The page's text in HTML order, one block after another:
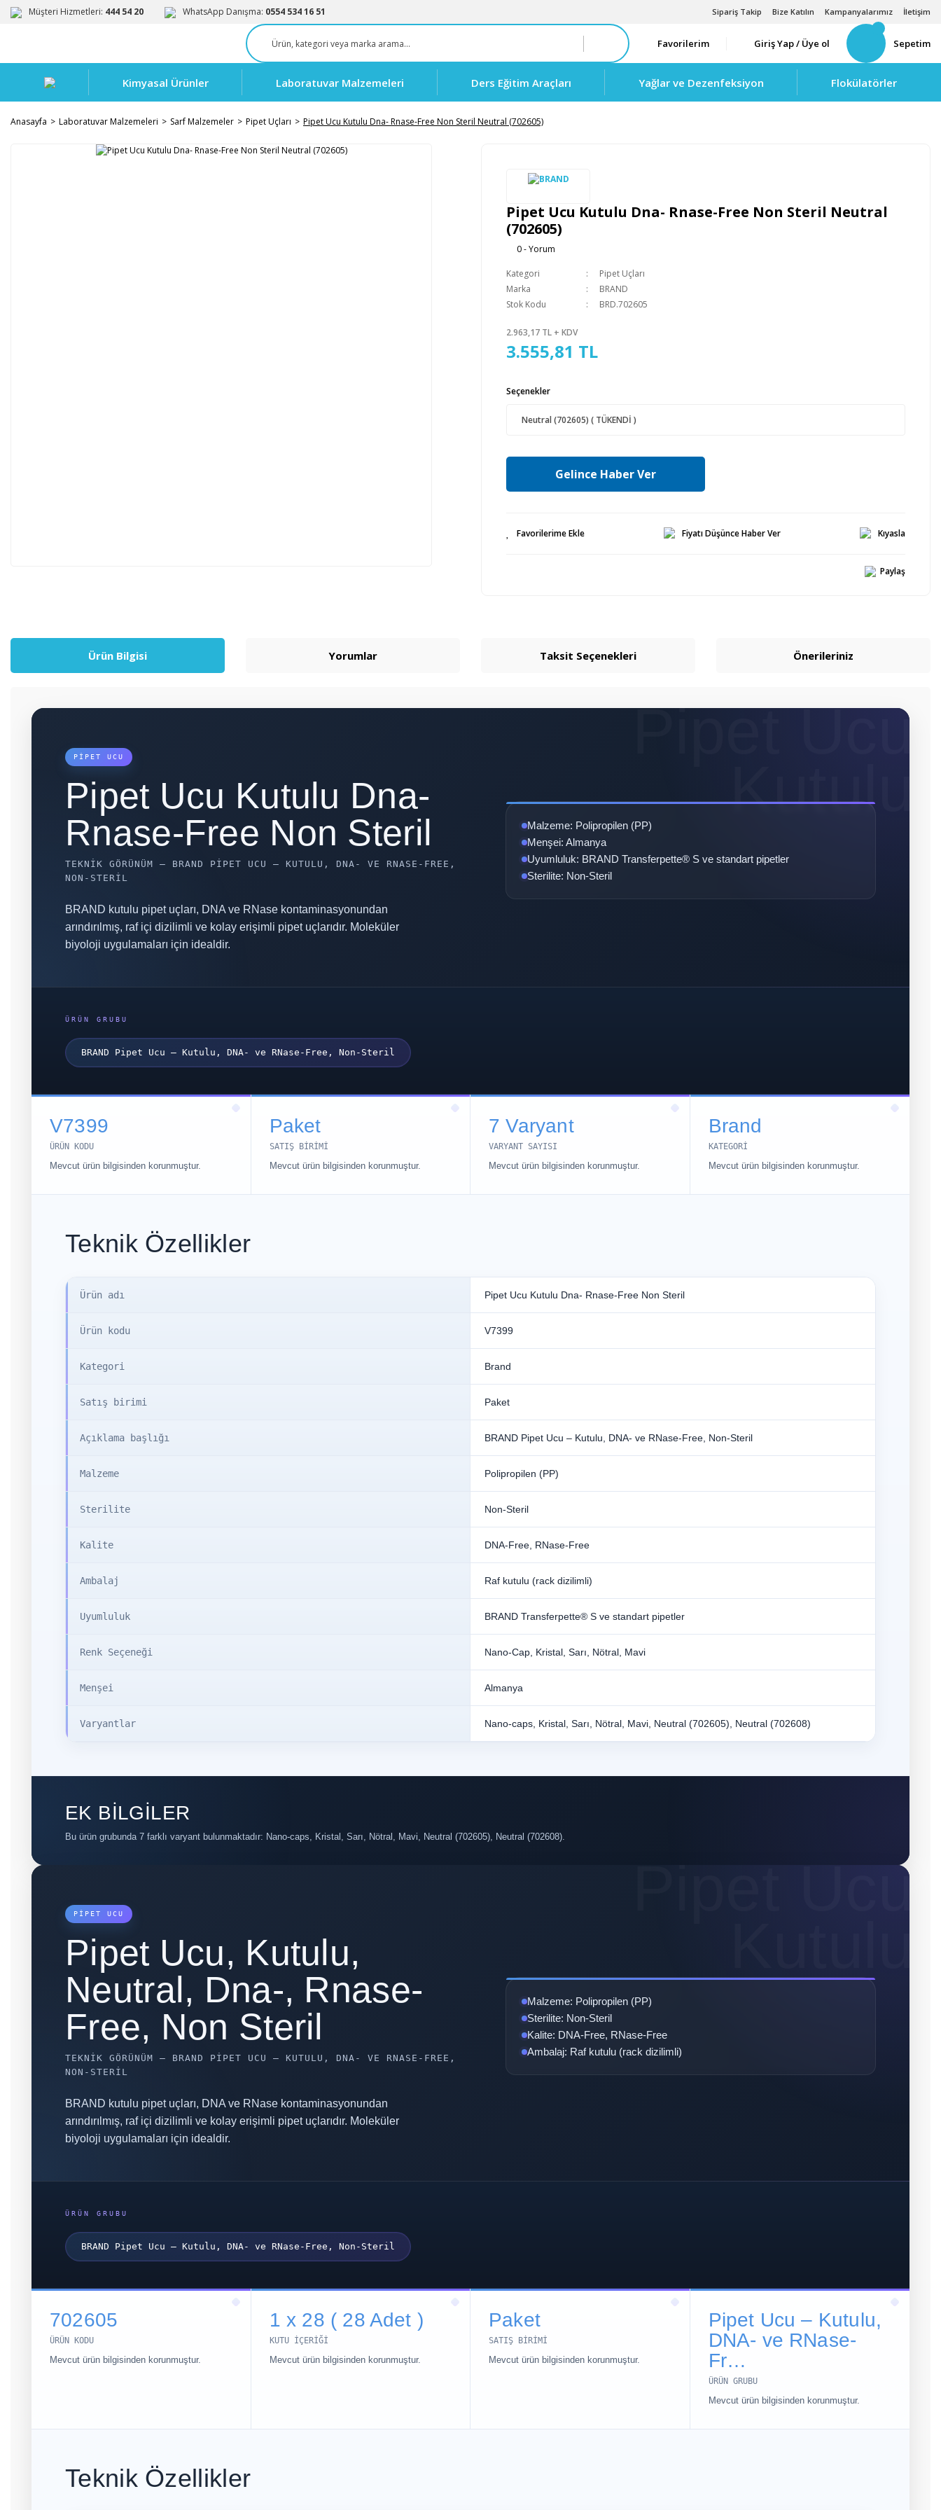
Müşteri Hizmetleri: 444 54 20 WhatsApp Danışma: 0554 534 16 51 Sipariş Takip Bize Katılın Kampanyalarımız İletişim
Favorilerim Giriş Yap / Üye ol Sepetim
Kimyasal Ürünler Laboratuvar Malzemeleri Ders Eğitim Araçları Yağlar ve Dezenfeksiyon Flokülatörler
Anasayfa Laboratuvar Malzemeleri Sarf Malzemeler Pipet Uçları Pipet Ucu Kutulu Dna- Rnase-Free Non Steril Neutral (702605)
Pipet Ucu Kutulu Dna- Rnase-Free Non Steril Neutral
(702605)
0 - Yorum
Kategori
Pipet Uçları
Marka
BRAND
Stok Kodu
BRD.702605
2.963,17 TL + KDV
3.555,81 TL
Seçenekler
Gelince Haber Ver
Fiyatı Düşünce Haber Ver Kıyasla
Paylaş
Ürün Bilgisi Yorumlar Taksit Seçenekleri Önerileriniz
PIPET UCU
Pipet Ucu Kutulu Dna-
Rnase-Free Non Steril
TEKNIK GÖRÜNÜM — BRAND PIPET UCU – KUTULU, DNA- VE RNASE-FREE,
NON-STERIL
BRAND kutulu pipet uçları, DNA ve RNase kontaminasyonundan
arındırılmış, raf içi dizilimli ve kolay erişimli pipet uçlarıdır. Moleküler
biyoloji uygulamaları için idealdir.
Malzeme: Polipropilen (PP)
Menşei: Almanya
Uyumluluk: BRAND Transferpette® S ve standart pipetler
Sterilite: Non-Steril
ÜRÜN GRUBU
BRAND Pipet Ucu – Kutulu, DNA- ve RNase-Free, Non-Steril
V7399
ÜRÜN KODU
Mevcut ürün bilgisinden korunmuştur.
Paket
SATIŞ BIRIMI
Mevcut ürün bilgisinden korunmuştur.
7 Varyant
VARYANT SAYISI
Mevcut ürün bilgisinden korunmuştur.
Brand
KATEGORI
Mevcut ürün bilgisinden korunmuştur.
Teknik Özellikler
Ürün adı Pipet Ucu Kutulu Dna- Rnase-Free Non Steril
Ürün kodu V7399
Kategori Brand
Satış birimi Paket
Açıklama başlığı BRAND Pipet Ucu – Kutulu, DNA- ve RNase-Free, Non-Steril
Malzeme Polipropilen (PP)
Sterilite Non-Steril
Kalite DNA-Free, RNase-Free
Ambalaj Raf kutulu (rack dizilimli)
Uyumluluk BRAND Transferpette® S ve standart pipetler
Renk Seçeneği Nano-Cap, Kristal, Sarı, Nötral, Mavi
Menşei Almanya
Varyantlar Nano-caps, Kristal, Sarı, Nötral, Mavi, Neutral (702605), Neutral (702608)
EK BİLGİLER
Bu ürün grubunda 7 farklı varyant bulunmaktadır: Nano-caps, Kristal, Sarı, Nötral, Mavi, Neutral (702605), Neutral (702608).
PIPET UCU
Pipet Ucu, Kutulu,
Neutral, Dna-, Rnase-
Free, Non Steril
TEKNIK GÖRÜNÜM — BRAND PIPET UCU – KUTULU, DNA- VE RNASE-FREE,
NON-STERIL
BRAND kutulu pipet uçları, DNA ve RNase kontaminasyonundan
arındırılmış, raf içi dizilimli ve kolay erişimli pipet uçlarıdır. Moleküler
biyoloji uygulamaları için idealdir.
Malzeme: Polipropilen (PP)
Sterilite: Non-Steril
Kalite: DNA-Free, RNase-Free
Ambalaj: Raf kutulu (rack dizilimli)
ÜRÜN GRUBU
BRAND Pipet Ucu – Kutulu, DNA- ve RNase-Free, Non-Steril
702605
ÜRÜN KODU
Mevcut ürün bilgisinden korunmuştur.
1 x 28 ( 28 Adet )
KUTU IÇERIĞI
Mevcut ürün bilgisinden korunmuştur.
Paket
SATIŞ BIRIMI
Mevcut ürün bilgisinden korunmuştur.
Pipet Ucu – Kutulu,
DNA- ve RNase-
Fr…
ÜRÜN GRUBU
Mevcut ürün bilgisinden korunmuştur.
Teknik Özellikler